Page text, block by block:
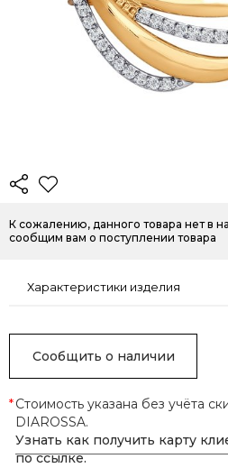
К сожалению, данного товара нет в
сообщим вам о поступлении товара
Характеристики изделия
Сообщить о наличии
*Стоимость указана без учёта
DIAROSSA.
Узнать как получить карту
по ссылке.